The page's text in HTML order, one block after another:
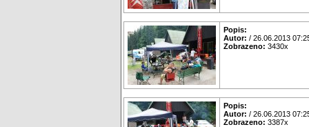
Popis:
Autor: / 26.06.2013
Zobrazeno: 3430x
Popis:
Autor: / 26.06.2013
Zobrazeno: 3387x